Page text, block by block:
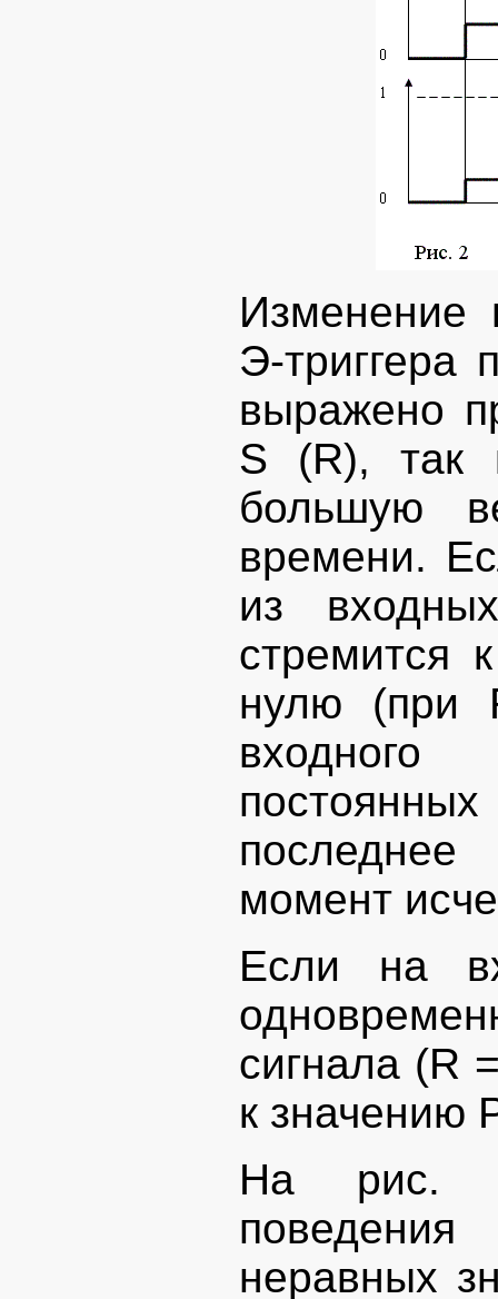
Изменение
Э-триггера
выражено
S (R), так
большую
времени.
из
стремится
нулю (при
момент
Если на
сигнала (R
к значению
На рис.
неравных